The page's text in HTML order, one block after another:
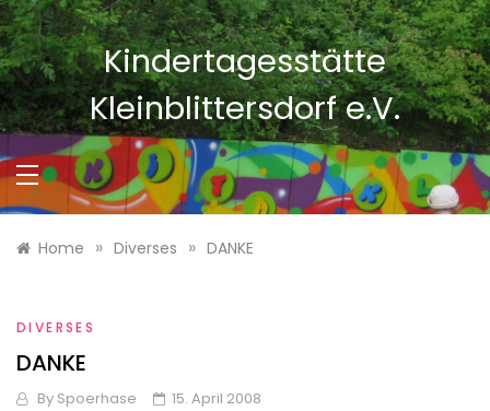
Skip
to
content
Kindertagesstätte
Kleinblittersdorf e.V.
Home » Diverses » DANKE
DIVERSES
DANKE
By Spoerhase 15. April 2008